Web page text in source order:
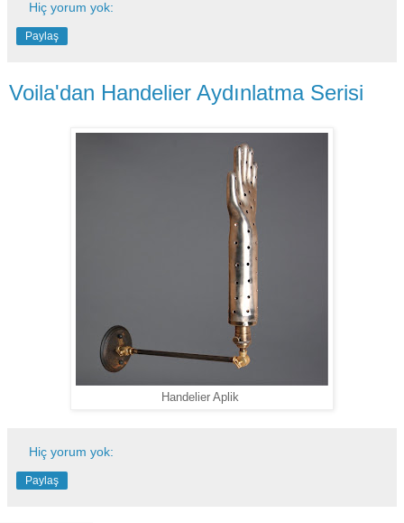
Hiç yorum yok:
Paylaş
Voila'dan Handelier Aydınlatma Serisi
Handelier Aplik
Hiç yorum yok:
Paylaş